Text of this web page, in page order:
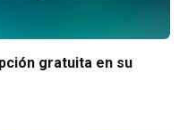
gratuita en su